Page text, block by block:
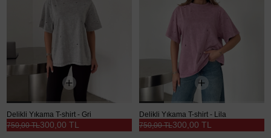
Delikli Yıkama T-shirt - Gri
300,00 TL
750,00 TL
Delikli Yıkama T-shirt - Lila
300,00 TL
750,00 TL